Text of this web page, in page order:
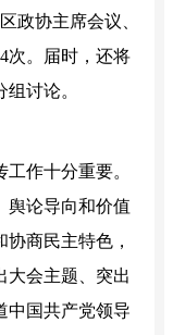
政协主席会议、
次。届时，还将
讨论。
作十分重要。
舆论导向和价值
商民主特色，
大会主题、突出
中国共产党领导